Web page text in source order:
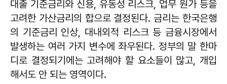
대출 기준금리와 신용, 유동성 리스크, 업무 원가 등을
고려한 가산금리의 합으로 결정된다. 금리는 한국은행
의 기준금리 인상, 대내외적 리스크 등 금융시장에서
발생하는 여러 가지 변수에 좌우된다. 정부의 말 한마
디로 결정되기에는 고려해야 할 요소들이 많고, 개입
해서도 안 되는 영역이다.